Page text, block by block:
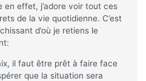
en effet, j’adore voir tout ces
de la vie quotidienne. C’est
d’où je retiens le
il faut être prêt à faire face
que la situation sera